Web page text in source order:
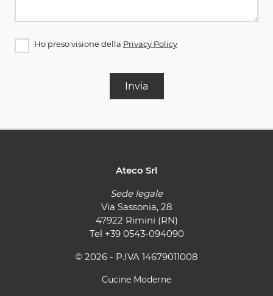
Ho preso visione della Privacy Policy
Invia
Ateco Srl
Sede legale
Via Sassonia, 28
47922 Rimini (RN)
Tel +39 0543-094090
© 2026 - P.IVA 14679011008
Cucine Moderne